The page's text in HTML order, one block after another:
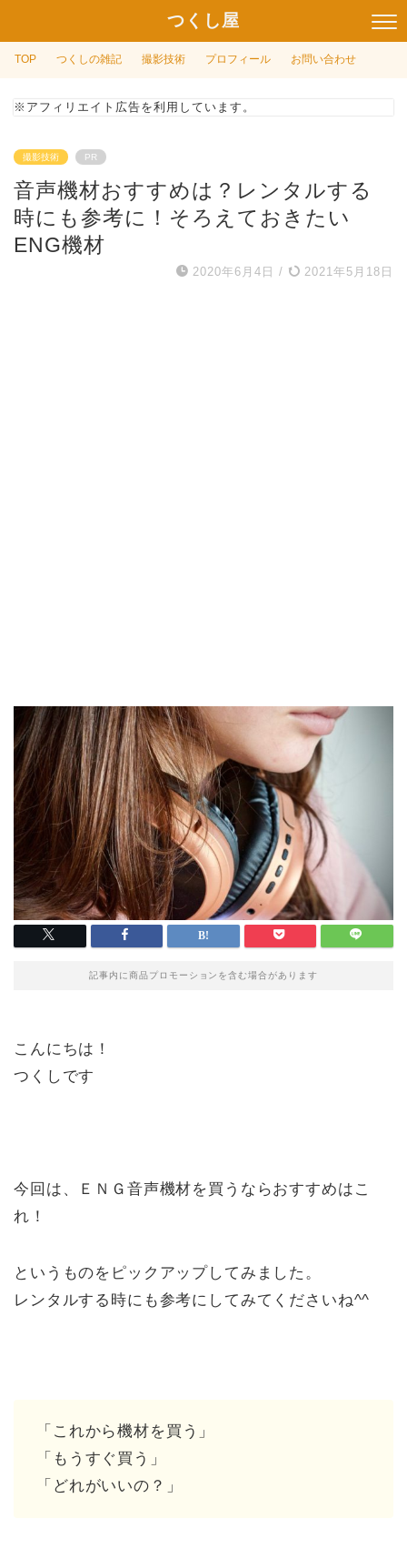
つくし屋
TOP つくしの雑記 撮影技術 プロフィール お問い合わせ
※アフィリエイト広告を利用しています。
撮影技術 PR
音声機材おすすめは？レンタルする
時にも参考に！そろえておきたい
ENG機材
2020年6月4日 / 2021年5月18日
記事内に商品プロモーションを含む場合があります
こんにちは！
つくしです
今回は、ＥＮＧ音声機材を買うならおすすめはこ
れ！
というものをピックアップしてみました。
レンタルする時にも参考にしてみてくださいね^^
「これから機材を買う」
「もうすぐ買う」
「どれがいいの？」